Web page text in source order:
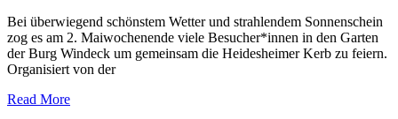
Bei überwiegend schönstem Wetter und strahlendem Sonnenschein
zog es am 2. Maiwochenende viele Besucher*innen in den Garten
der Burg Windeck um gemeinsam die Heidesheimer Kerb zu feiern.
Organisiert von der
Read More